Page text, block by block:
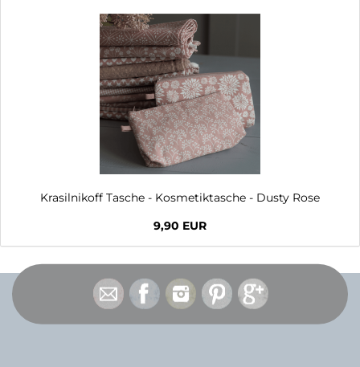
Krasilnikoff Tasche - Kosmetiktasche - Dusty Rose
9,90 EUR